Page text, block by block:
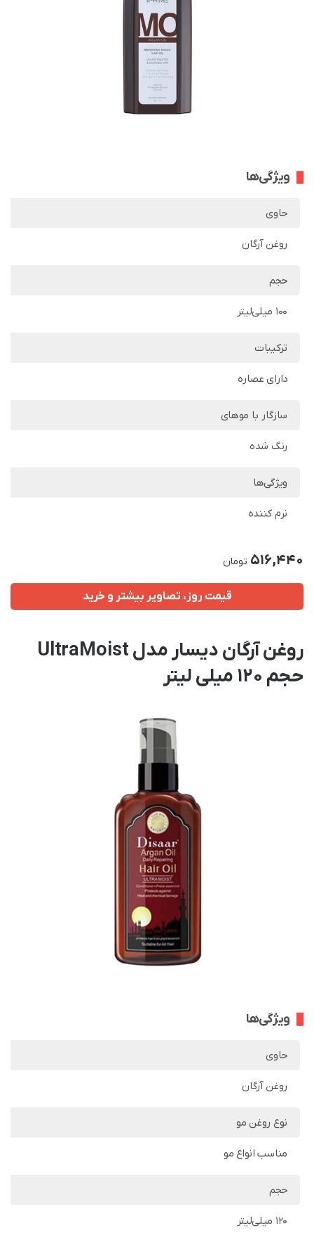
ویژگی‌ها
حاوی
روغن آرگان
حجم
100 میلی‌لیتر
ترکیبات
دارای عصاره
سازگار با موهای
رنگ شده
ویژگی‌ها
نرم کننده
516,440 تومان
قیمت روز، تصاویر بیشتر و خرید
روغن آرگان دیسار مدل UltraMoist
حجم 120 میلی لیتر
ویژگی‌ها
حاوی
روغن آرگان
نوع روغن مو
مناسب انواع مو
حجم
120 میلی‌لیتر